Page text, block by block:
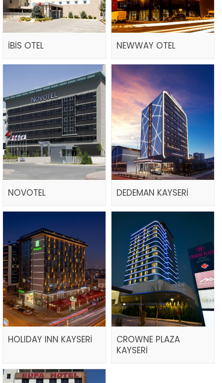
İBİS OTEL NEWWAY OTEL
NOVOTEL DEDEMAN KAYSERİ
HOLIDAY INN KAYSERİ
CROWNE PLAZA
KAYSERİ